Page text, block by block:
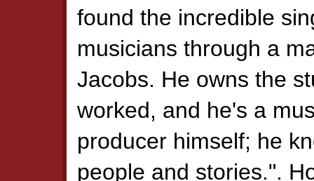
found the incredible
musicians through a
Jacobs. He owns the
worked, and he's a
producer himself; he
people and stories.".